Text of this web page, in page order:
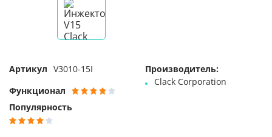
Артикул V3010-15I
Функционал
Популярность
Производитель:
Clack Corporation